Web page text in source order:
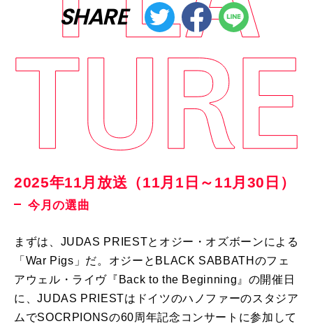
SHARE
2025年11月放送（11月1日～11月30日）
今月の選曲
まずは、JUDAS PRIESTとオジー・オズボーンによる
「War Pigs」だ。オジーとBLACK SABBATHのフェ
アウェル・ライヴ『Back to the Beginning』の開催日
に、JUDAS PRIESTはドイツのハノファーのスタジア
ムでSOCRPIONSの60周年記念コンサートに参加して